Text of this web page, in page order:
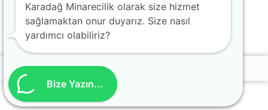
Web sitemizden yapımında bulunduğumuz minareleri
inceleyebilirsiniz.
web tasarım : webzane
Bize Yazın...
Karadağ Minarecilik olarak size hizmet
sağlamaktan onur duyarız. Size nasıl
yardımcı olabiliriz?